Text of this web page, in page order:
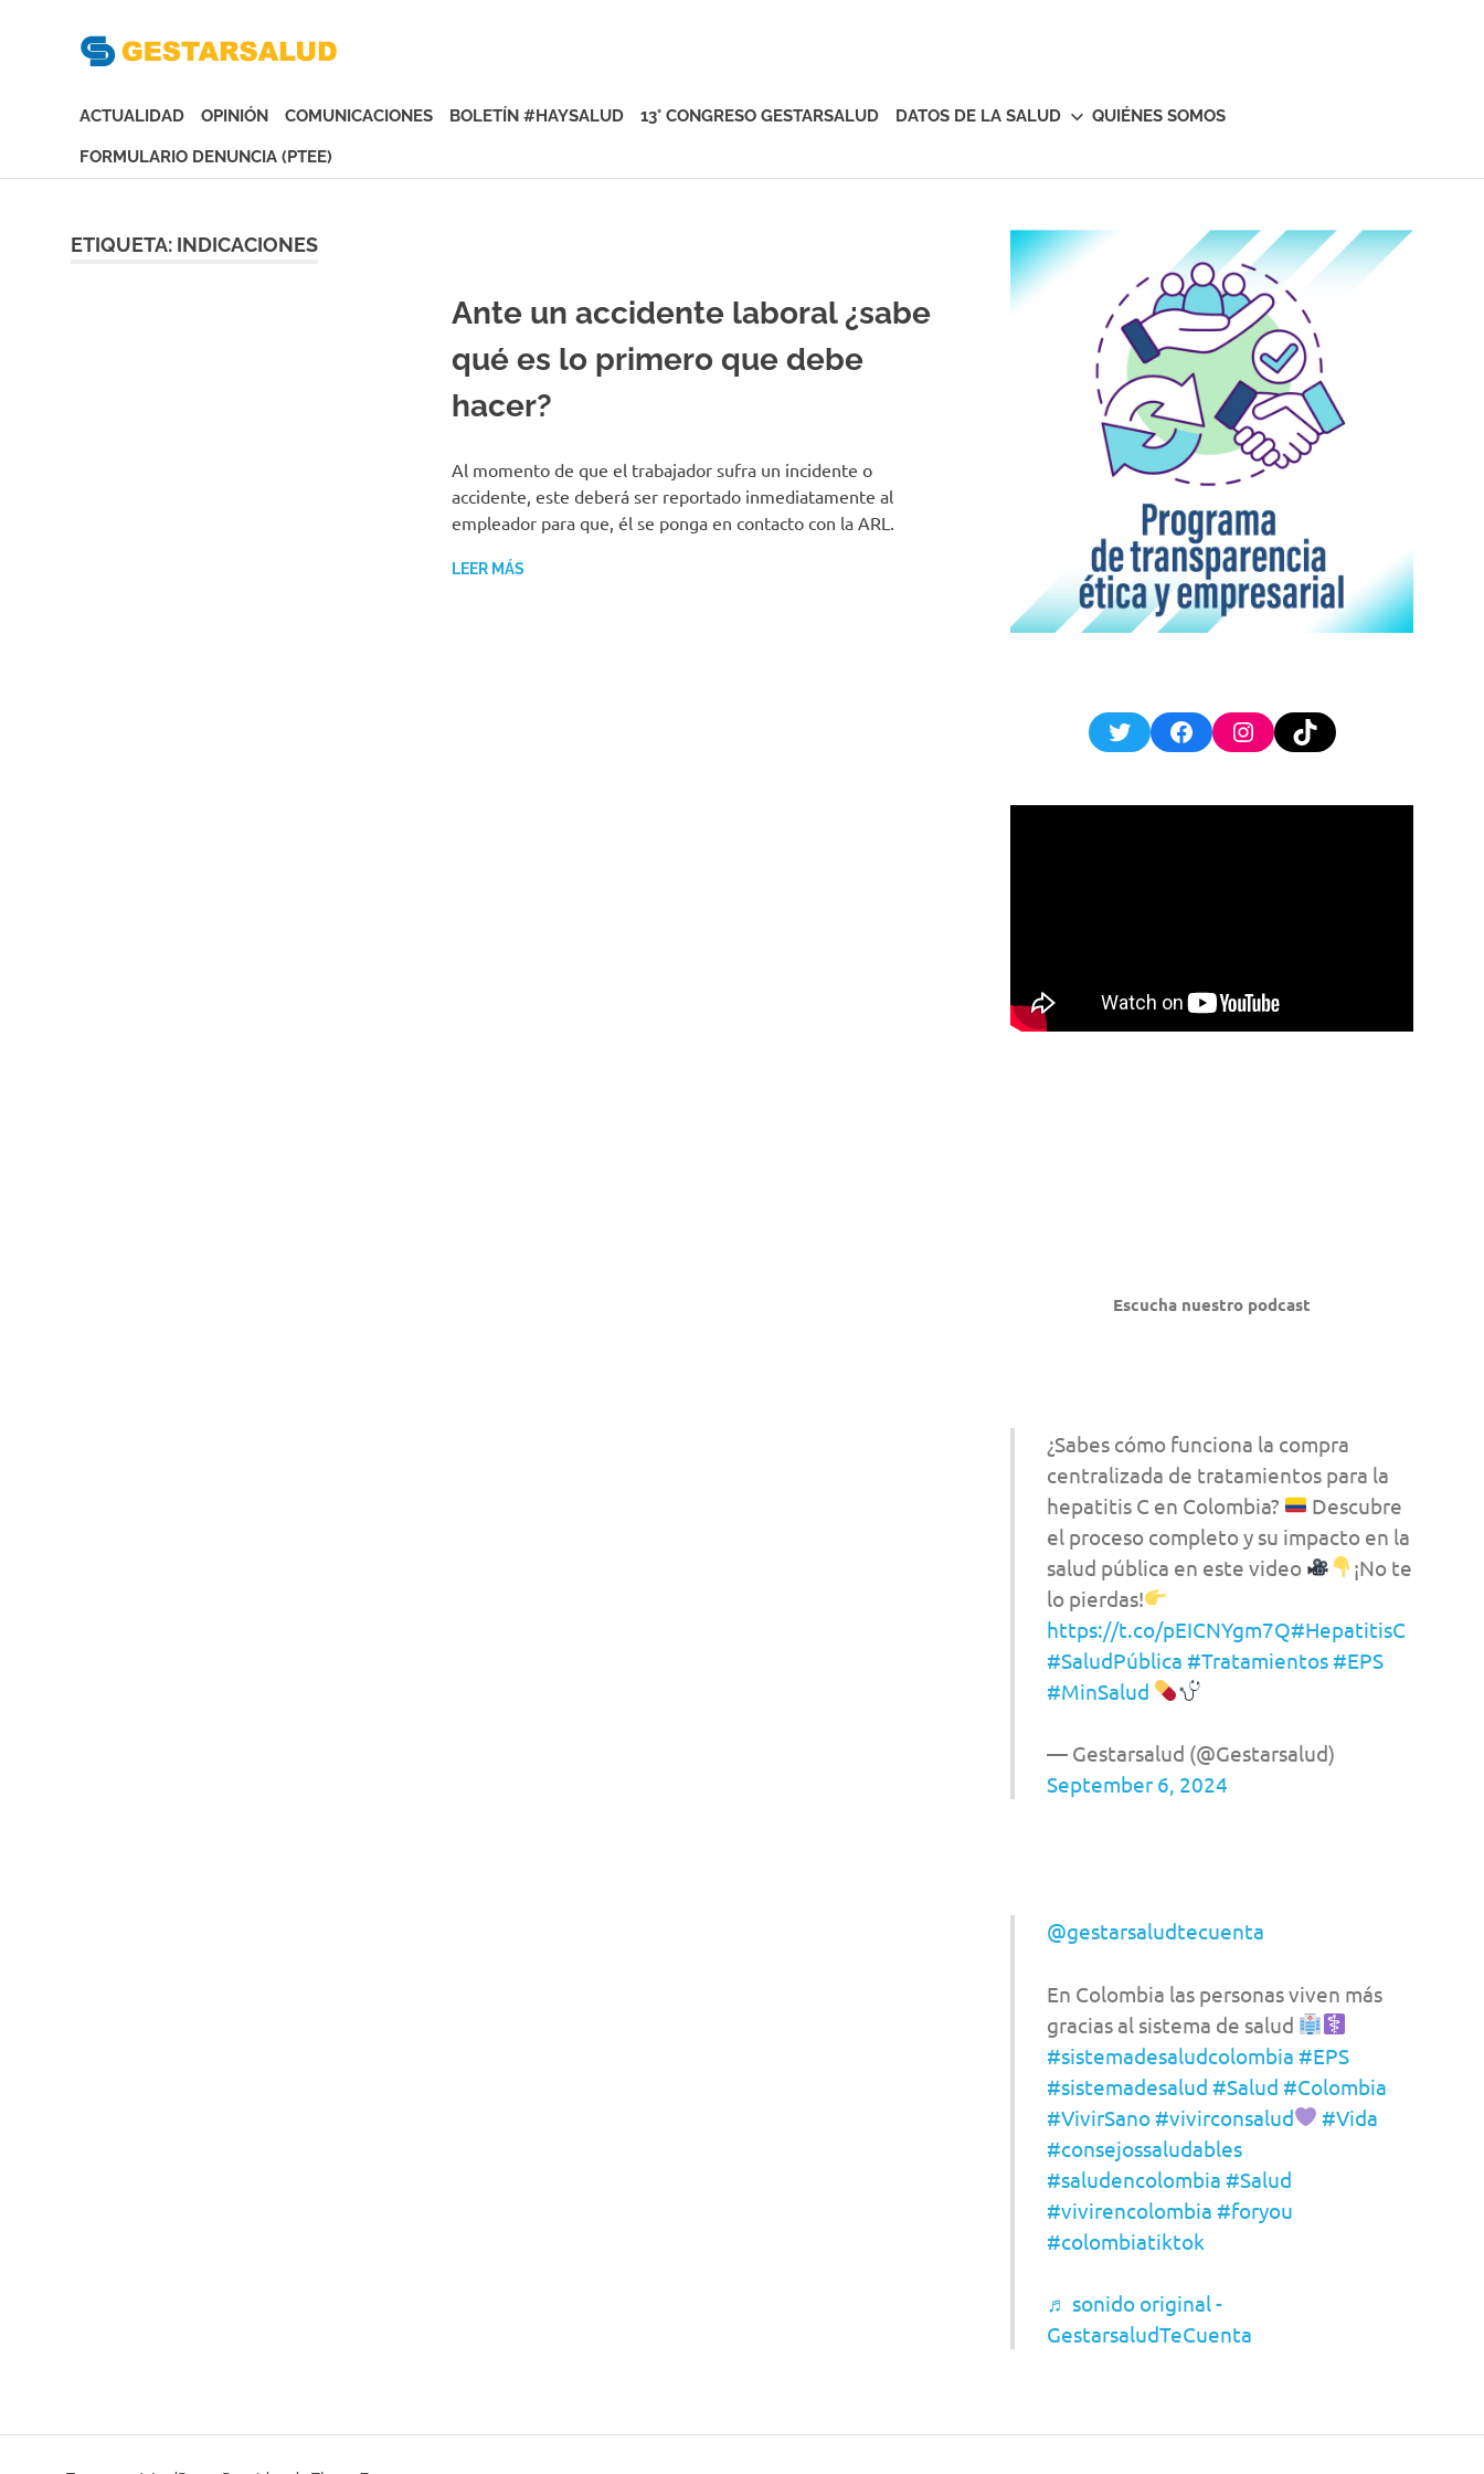
contenido
de
Gestoras
del
la
ACTUALIDAD OPINIÓN COMUNICACIONES BOLETÍN #HAYSALUD 13° CONGRESO GESTARSALUD DATOS DE LA SALUD QUIÉNES SOMOS
FORMULARIO DENUNCIA (PTEE)
ETIQUETA: INDICACIONES
Ante un accidente laboral ¿sabe
qué es lo primero que debe
hacer?
Al momento de que el trabajador sufra un incidente o
accidente, este deberá ser reportado inmediatamente al
empleador para que, él se ponga en contacto con la ARL.
LEER MÁS
TwitterFacebookInstagram
TikTok
Escucha nuestro podcast
¿Sabes cómo funciona la compra
centralizada de tratamientos para la
hepatitis C en Colombia?
Descubre
el proceso completo y su impacto en la
salud pública en este video
¡No te
lo pierdas!
https://t.co/pEICNYgm7Q#HepatitisC
#SaludPública #Tratamientos #EPS
#MinSalud
— Gestarsalud (@Gestarsalud)
September 6, 2024
@gestarsaludtecuenta
En Colombia las personas viven más
gracias al sistema de salud
#sistemadesaludcolombia #EPS
#sistemadesalud #Salud #Colombia
#VivirSano #vivirconsalud
#Vida
#consejossaludables
#saludencolombia #Salud
#vivirencolombia #foryou
#colombiatiktok
♬ sonido original -
GestarsaludTeCuenta